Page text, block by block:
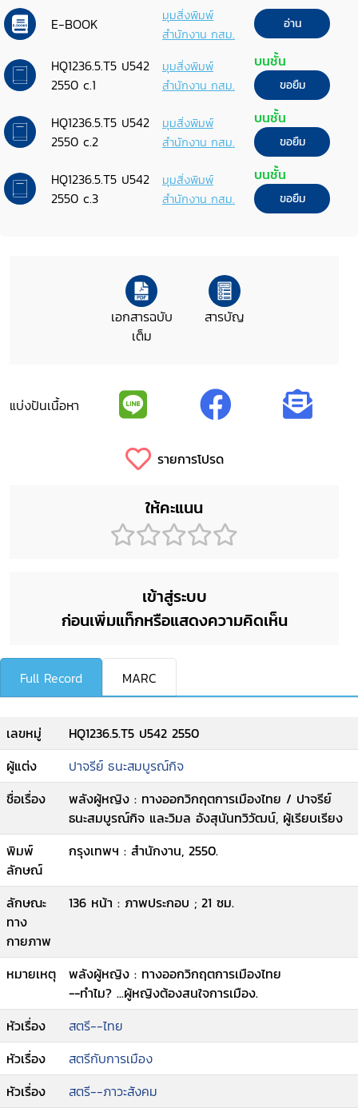
E-BOOK
มุมสิ่งพิมพ์
สำนักงาน กสม.
อ่าน
HQ1236.5.T5 ป542
2550 c.1
มุมสิ่งพิมพ์
สำนักงาน กสม.
บนชั้น
ขอยืม
HQ1236.5.T5 ป542
2550 c.2
มุมสิ่งพิมพ์
สำนักงาน กสม.
บนชั้น
ขอยืม
HQ1236.5.T5 ป542
2550 c.3
มุมสิ่งพิมพ์
สำนักงาน กสม.
บนชั้น
ขอยืม
เอกสารฉบับ
เต็ม
สารบัญ
แบ่งปันเนื้อหา
รายการโปรด
ให้คะแนน
เข้าสู่ระบบ
ก่อนเพิ่มแท็กหรือแสดงความคิดเห็น
Full Record MARC
เลขหมู่
HQ1236.5.T5 ป542 2550
ผู้แต่ง
ปาจรีย์ ธนะสมบูรณ์กิจ
ชื่อเรื่อง
พลังผู้หญิง : ทางออกวิกฤตการเมืองไทย / ปาจรีย์
ธนะสมบูรณ์กิจ และวิมล อังสุนันทวิวัฒน์, ผู้เรียบเรียง
พิมพ์
ลักษณ์
กรุงเทพฯ : สำนักงาน, 2550.
ลักษณะ
ทาง
กายภาพ
136 หน้า : ภาพประกอบ ; 21 ซม.
หมายเหตุ
พลังผู้หญิง : ทางออกวิกฤตการเมืองไทย
--ทำไม? ...ผู้หญิงต้องสนใจการเมือง.
หัวเรื่อง
สตรี--ไทย
หัวเรื่อง
สตรีกับการเมือง
หัวเรื่อง
สตรี--ภาวะสังคม